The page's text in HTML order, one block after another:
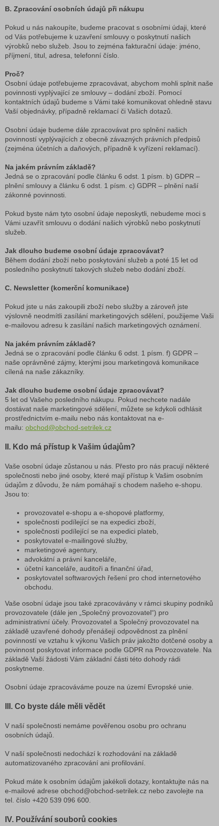
B. Zpracování osobních údajů při nákupu
Pokud u nás nakoupíte, budeme pracovat s osobními údaji, které
od Vás potřebujeme k uzavření smlouvy o poskytnutí našich
výrobků nebo služeb. Jsou to zejména fakturační údaje: jméno,
příjmení, titul, adresa, telefonní číslo.
Proč?
Osobní údaje potřebujeme zpracovávat, abychom mohli splnit naše
povinnosti vyplývající ze smlouvy – dodání zboží. Pomocí
kontaktních údajů budeme s Vámi také komunikovat ohledně stavu
Vaší objednávky, případně reklamací či Vašich dotazů.
Osobní údaje budeme dále zpracovávat pro splnění našich
povinností vyplývajících z obecně závazných právních předpisů
(zejména účetních a daňových, případně k vyřízení reklamací).
Na jakém právním základě?
Jedná se o zpracování podle článku 6 odst. 1 písm. b) GDPR –
plnění smlouvy a článku 6 odst. 1 písm. c) GDPR – plnění naší
zákonné povinnosti.
Pokud byste nám tyto osobní údaje neposkytli, nebudeme moci s
Vámi uzavřít smlouvu o dodání našich výrobků nebo poskytnutí
služeb.
Jak dlouho budeme osobní údaje zpracovávat?
Během dodání zboží nebo poskytování služeb a poté 15 let od
posledního poskytnutí takových služeb nebo dodání zboží.
C. Newsletter (komerční komunikace)
Pokud jste u nás zakoupili zboží nebo služby a zároveň jste
výslovně neodmítli zasílání marketingových sdělení, použijeme Vaši
e-mailovou adresu k zasílání našich marketingových oznámení.
Na jakém právním základě?
Jedná se o zpracování podle článku 6 odst. 1 písm. f) GDPR –
naše oprávněné zájmy, kterými jsou marketingová komunikace
cílená na naše zákazníky.
Jak dlouho budeme osobní údaje zpracovávat?
5 let od Vašeho posledního nákupu. Pokud nechcete nadále
dostávat naše marketingové sdělení, můžete se kdykoli odhlásit
prostřednictvím e-mailu nebo nás kontaktovat na e-
mailu: obchod@obchod-setrilek.cz
II. Kdo má přístup k Vašim údajům?
Vaše osobní údaje zůstanou u nás. Přesto pro nás pracují některé
společnosti nebo jiné osoby, které mají přístup k Vašim osobním
údajům z důvodu, že nám pomáhají s chodem našeho e-shopu.
Jsou to:
provozovatel e-shopu a e-shopové platformy,
společnosti podílející se na expedici zboží,
společnosti podílející se na expedici plateb,
poskytovatel e-mailingové služby,
marketingové agentury,
advokátní a právní kanceláře,
účetní kanceláře, auditoři a finanční úřad,
poskytovatel softwarových řešení pro chod internetového
obchodu.
Vaše osobní údaje jsou také zpracovávány v rámci skupiny podniků
provozovatele (dále jen „Společný provozovatel“) pro
administrativní účely. Provozovatel a Společný provozovatel na
základě uzavřené dohody přenášejí odpovědnost za plnění
povinností ve vztahu k výkonu Vašich práv jakožto dotčené osoby a
povinnost poskytovat informace podle GDPR na Provozovatele. Na
základě Vaší žádosti Vám základní části této dohody rádi
poskytneme.
Osobní údaje zpracováváme pouze na území Evropské unie.
III. Co byste dále měli vědět
V naší společnosti nemáme pověřenou osobu pro ochranu
osobních údajů.
V naší společnosti nedochází k rozhodování na základě
automatizovaného zpracování ani profilování.
Pokud máte k osobním údajům jakékoli dotazy, kontaktujte nás na
e-mailové adrese obchod@obchod-setrilek.cz nebo zavolejte na
tel. číslo +420 539 096 600.
IV. Používání souborů cookies